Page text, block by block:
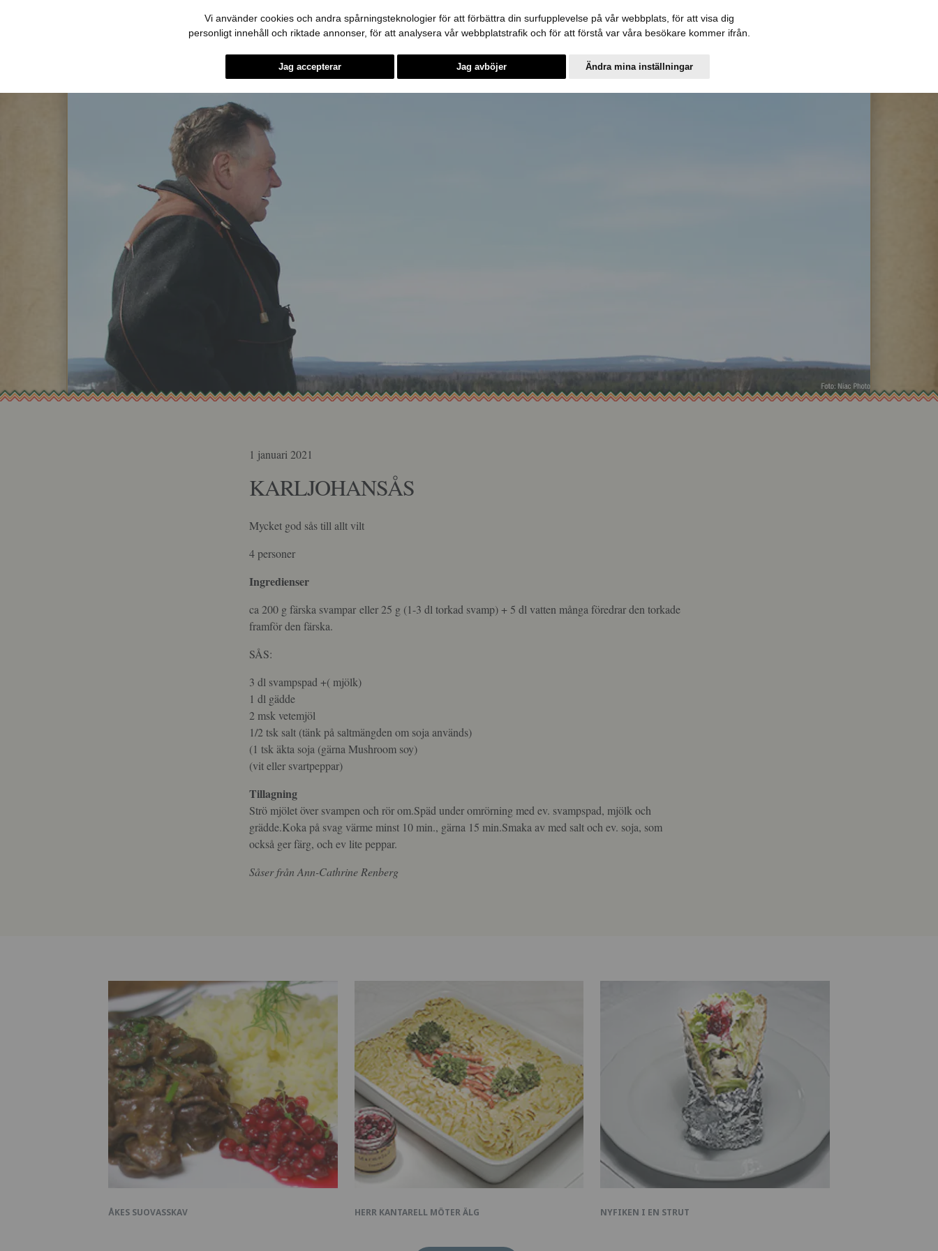
Vi använder cookies och andra spårningsteknologier för att förbättra din surfupplevelse på vår webbplats, för att visa dig
personligt innehåll och riktade annonser, för att analysera vår webbplatstrafik och för att förstå var våra besökare kommer ifrån.
Jag accepterar Jag avböjer Ändra mina inställningar
Hoppa till innehållet
1 januari 2021
KARLJOHANSÅS
Mycket god sås till allt vilt
4 personer
Ingredienser
ca 200 g färska svampar eller 25 g (1-3 dl torkad svamp) + 5 dl vatten många föredrar den torkade
framför den färska.
SÅS:
3 dl svampspad +( mjölk)
1 dl gädde
2 msk vetemjöl
1/2 tsk salt (tänk på saltmängden om soja används)
(1 tsk äkta soja (gärna Mushroom soy)
(vit eller svartpeppar)
Tillagning
Strö mjölet över svampen och rör om.Späd under omrörning med ev. svampspad, mjölk och
grädde.Koka på svag värme minst 10 min., gärna 15 min.Smaka av med salt och ev. soja, som
också ger färg, och ev lite peppar.
Såser från Ann-Cathrine Renberg
ÅKES SUOVASSKAV HERR KANTARELL MÖTER ÄLG NYFIKEN I EN STRUT